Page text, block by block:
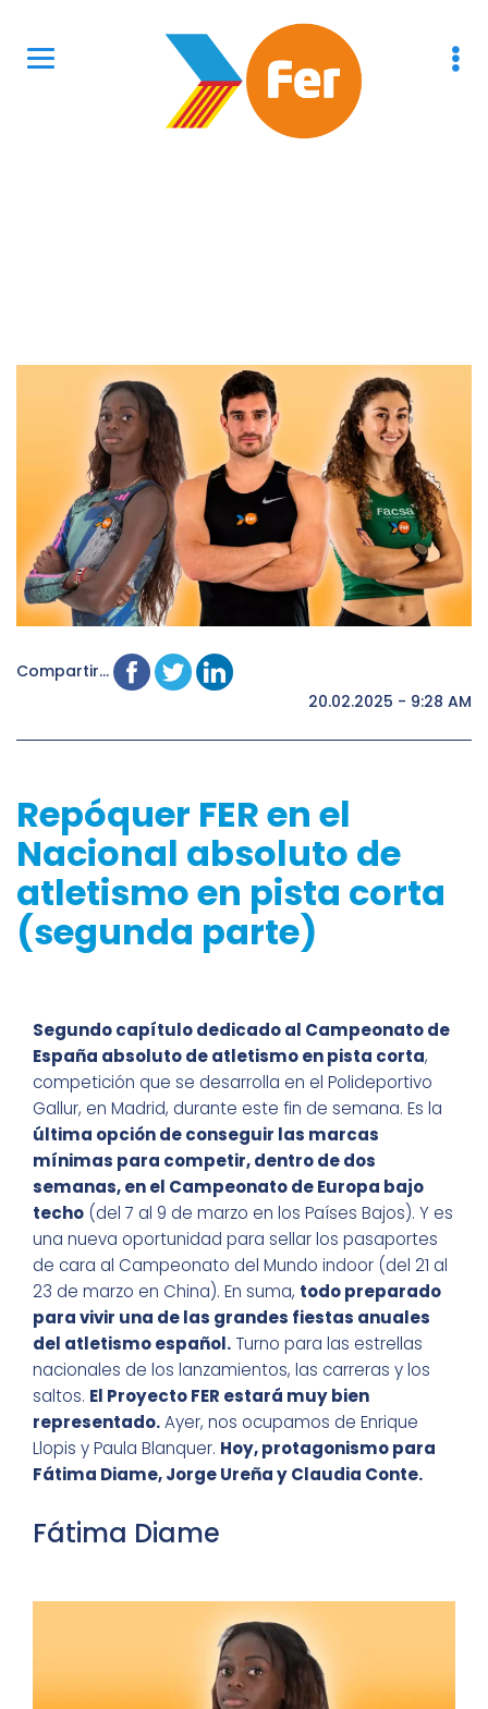
Compartir...
20.02.2025 - 9:28 AM
Repóquer FER en el
Nacional absoluto de
atletismo en pista corta
(segunda parte)
Segundo capítulo dedicado al Campeonato de
España absoluto de atletismo en pista corta,
competición que se desarrolla en el Polideportivo
Gallur, en Madrid, durante este fin de semana. Es la
última opción de conseguir las marcas
mínimas para competir, dentro de dos
semanas, en el Campeonato de Europa bajo
techo (del 7 al 9 de marzo en los Países Bajos). Y es
una nueva oportunidad para sellar los pasaportes
de cara al Campeonato del Mundo indoor (del 21 al
23 de marzo en China). En suma, todo preparado
para vivir una de las grandes fiestas anuales
del atletismo español. Turno para las estrellas
nacionales de los lanzamientos, las carreras y los
saltos. El Proyecto FER estará muy bien
representado.Ayer, nos ocupamos de Enrique
Llopis y Paula Blanquer. Hoy, protagonismo para
Fátima Diame, Jorge Ureña y Claudia Conte.
Fátima Diame